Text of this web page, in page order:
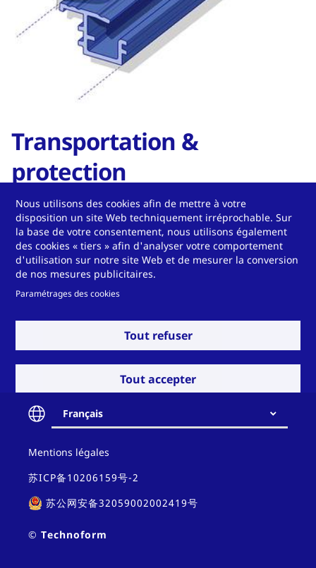
Transportation &
protection
Surface protection
Protection against damage during transport and
further processing.
A film can be applied to the profiles at the extrusion
stage to protect the surfaces. Alternatively, the
automated film application.
Nous utilisons des cookies afin de mettre à votre
disposition un site Web techniquement irréprochable. Sur
la base de votre consentement, nous utilisons également
des cookies « tiers » afin d'analyser votre comportement
d'utilisation sur notre site Web et de mesurer la conversion
de nos mesures publicitaires.
Paramétrages des cookies
Tout refuser
Tout accepter
Français
Contact
and
policy
Mentions légales
苏ICP备10206159号-2
苏公网安备32059002002419号
© Technoform